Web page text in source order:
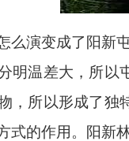
么演变成了阳新
明温差大，所以
，所以形成了独
式的作用。阳新